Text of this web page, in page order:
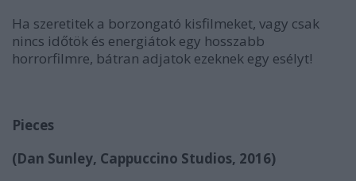
Ha szeretitek a borzongató kisfilmeket, vagy csak
nincs időtök és energiátok egy hosszabb
horrorfilmre, bátran adjatok ezeknek egy esélyt!
Pieces
(Dan Sunley, Cappuccino Studios, 2016)